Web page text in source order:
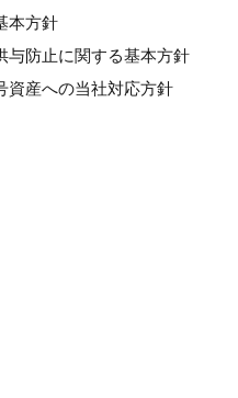
本方針
与防止に関する基本方針
資産への当社対応方針